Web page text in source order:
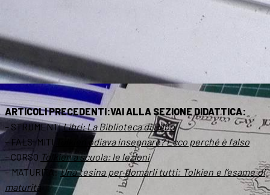
ARTICOLI PRECEDENTI:VAI ALLA SEZIONE DIDATTICA:
– STRUMENTILibri: La Biblioteca di Bilbo
– FALSI MITI Tolkien odiava insegnare? Ecco perché è falso
– CORSO Tolkien a scuola: le lezioni
– MATURITÀ:Una tesina per domarli tutti: Tolkien e l’esame di
maturità